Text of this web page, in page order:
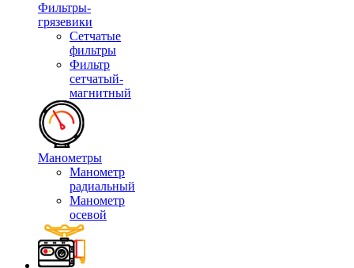
Фильтры-
грязевики
Сетчатые
фильтры
Фильтр
сетчатый-
магнитный
Манометры
Манометр
радиальный
Манометр
осевой